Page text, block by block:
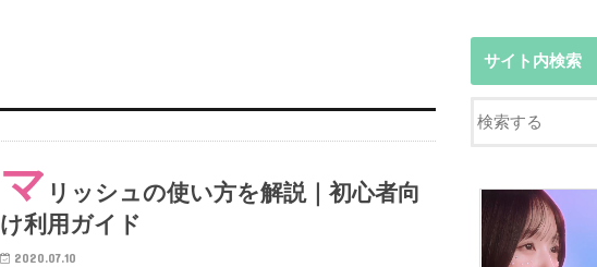
マ リッシュの使い方を解説｜初心者向
け利用ガイド
2020.07.10
サイト内検索